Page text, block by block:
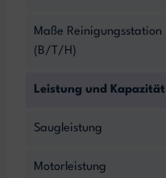
Maße Reinigungsstation
(B/T/H)
Leistung und Kapazität
Saugleistung
Motorleistung